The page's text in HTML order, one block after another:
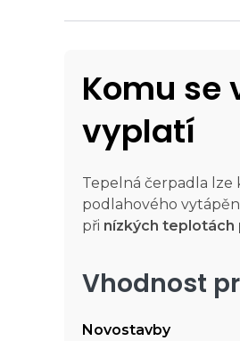
Komu
vyplatí
Tepelná čerpadla lze
podlahového
při nízkých teplotách
Vhodnost
Novostavby